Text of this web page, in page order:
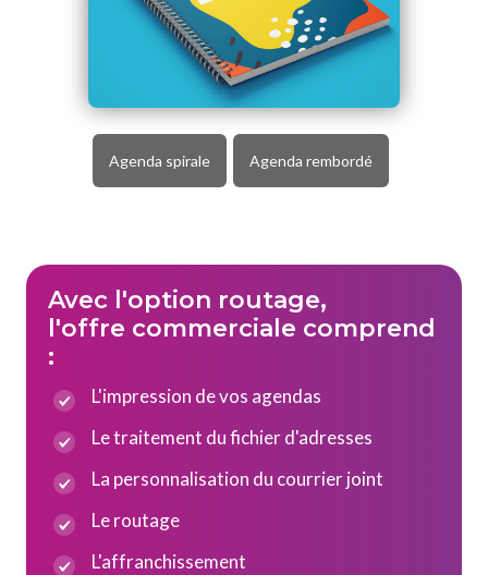
Agenda spirale Agenda rembordé
Avec l'option routage,
l'offre commerciale comprend
:
L'impression de vos agendas
Le traitement du fichier d'adresses
La personnalisation du courrier joint
Le routage
L'affranchissement